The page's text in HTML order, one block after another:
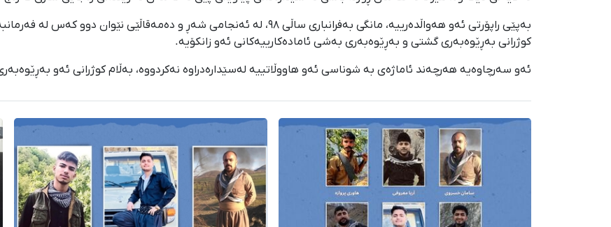
بەپێی راپۆرتی ئەو هەواڵدەرییە، مانگی بەفرانباری ساڵی ٩٨، لە ئەنجامی شەڕ و
کوژرانی بەڕێوەبەری گشتی و بەڕێوەبەری بەشی ئامادەکارییەکانی ئەو زانکۆیە.
ئەو سەرچاوەیە هەرچەند ئاماژەی بە شوناسی ئەو هاووڵاتییە لەسێدارەدراوە نەکردووە، بەڵام کوژرانی ئەو